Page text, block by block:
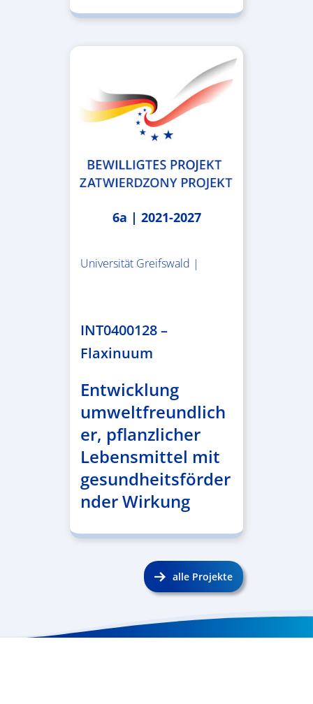
6a | 2021-2027
Universität Greifswald |
INT0400128 –
Flaxinuum
Entwicklung
umweltfreundlich
er, pflanzlicher
Lebensmittel mit
gesundheitsförder
nder Wirkung
alle Projekte